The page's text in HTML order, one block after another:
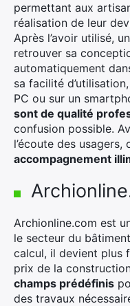
permettant aux
réalisation de leur
Après l’avoir utilisé,
retrouver sa
automatiquement
sa facilité
PC ou sur un
sont de qualité
confusion possible.
l’écoute des usagers,
accompagnement
Archionline.com est
le secteur du
calcul, il devient plus
prix de la
champs prédéfinis
des travaux